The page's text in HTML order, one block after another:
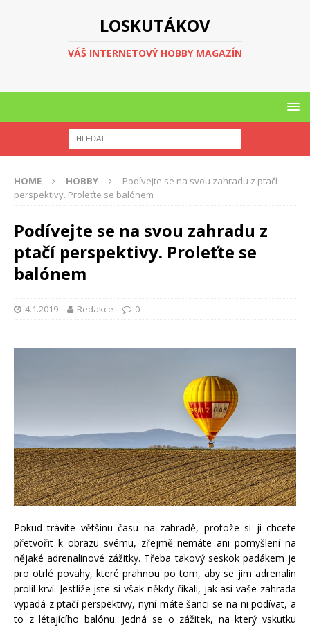
LOSKUTÁKOV
VÁŠ INTERNETOVÝ HOBBY MAGAZÍN
HOME HOBBY
Podívejte se na svou zahradu z ptačí
perspektivy. Proleťte se balónem
Podívejte se na svou zahradu z
ptačí perspektivy. Proleťte se
balónem
4.1.2019 Redakce 0
Pokud trávíte většinu času na zahradě, protože si ji chcete
přetvořit k obrazu svému, zřejmě nemáte ani pomyšlení na
nějaké adrenalinové zážitky. Třeba takový seskok padákem je
pro otrlé povahy, které prahnou po tom, aby se jim adrenalin
prolil krví. Jestliže jste si však někdy říkali, jak asi vaše zahrada
vypadá z ptačí perspektivy, nyní máte šanci se na ni podívat, a
to z létajícího balónu. Jedná se o zážitek, na který vskutku